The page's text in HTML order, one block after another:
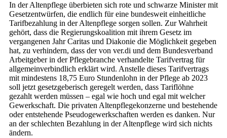
In der Altenpflege überbieten sich rote und schwarze Minister mit
Gesetzentwürfen, die endlich für eine bundesweit einheitliche
Tarifbezahlung in der Altenpflege sorgen sollen. Zur Wahrheit
gehört, dass die Regierungskoalition mit ihrem Gesetz im
vergangenen Jahr Caritas und Diakonie die Möglichkeit gegeben
hat, zu verhindern, dass der von ver.di und dem Bundesverband
Arbeitgeber in der Pflegebranche verhandelte Tarifvertrag für
allgemeinverbindlich erklärt wird. Anstelle dieses Tarifvertrags
mit mindestens 18,75 Euro Stundenlohn in der Pflege ab 2023
soll jetzt gesetzgeberisch geregelt werden, dass Tariflöhne
gezahlt werden müssen – egal wie hoch und egal mit welcher
Gewerkschaft. Die privaten Altenpflegekonzerne und bestehende
oder entstehende Pseudogewerkschaften werden es danken. Nur
an der schlechten Bezahlung in der Altenpflege wird sich nichts
ändern.